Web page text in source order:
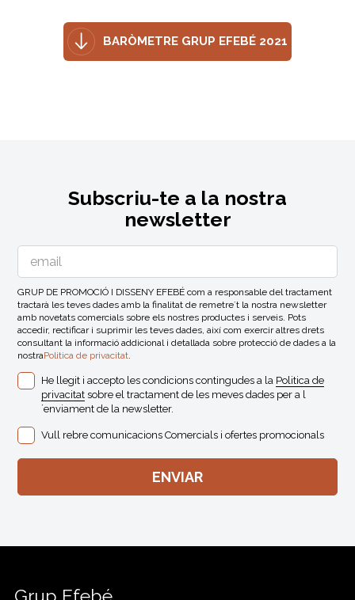
BARÒMETRE GRUP EFEBÉ 2021
Subscriu-te a la nostra
newsletter
GRUP DE PROMOCIÓ I DISSENY EFEBÉ com a responsable del tractament
tractarà les teves dades amb la finalitat de remetre´t la nostra newsletter
amb novetats comercials sobre els nostres productes i serveis. Pots
accedir, rectificar i suprimir les teves dades, així com exercir altres drets
consultant la informació addicional i detallada sobre protecció de dades a la
nostraPolitica de privacitat
He llegit i accepto les condicions contingudes a la Politica de
privacitat sobre el tractament de les meves dades per a l
´enviament de la newsletter.
Vull rebre comunicacions Comercials i ofertes promocionals
Grup Efebé